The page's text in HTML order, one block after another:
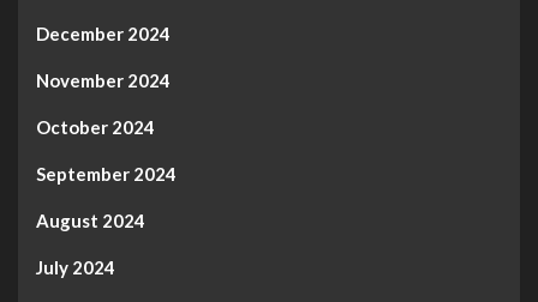
December 2024
November 2024
October 2024
September 2024
August 2024
July 2024